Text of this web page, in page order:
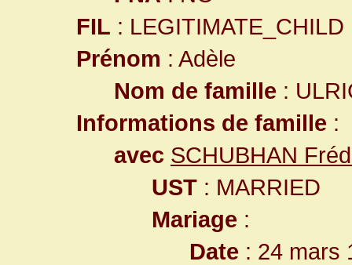
FIL : LEGITIMATE_CHILD
Prénom : Adèle
Nom de famille :
Informations de famille :
avec SCHUBHAN
UST : MARRIED
Mariage :
Date : 24 mars